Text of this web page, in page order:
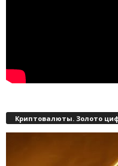
Криптовалюты. Золото